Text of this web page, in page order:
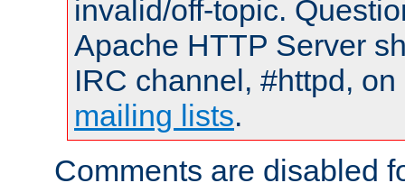
invalid/off-topic.
Apache HTTP Server
IRC channel, #httpd,
mailing lists.
Comments are disabled